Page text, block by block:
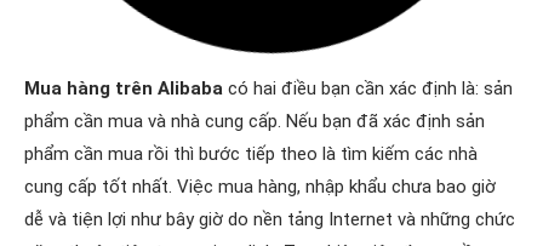
Mua hàng trên Alibaba có hai điều bạn cần xác định là: sản
phẩm cần mua và nhà cung cấp. Nếu bạn đã xác định sản
phẩm cần mua rồi thì bước tiếp theo là tìm kiếm các nhà
cung cấp tốt nhất. Việc mua hàng, nhập khẩu chưa bao giờ
dễ và tiện lợi như bây giờ do nền tảng Internet và những chức